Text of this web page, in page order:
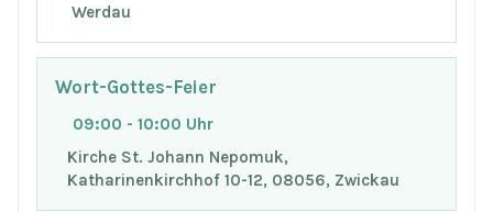
Werdau
Wort-Gottes-Feier
09:00 - 10:00 Uhr
Kirche St. Johann Nepomuk,
Katharinenkirchhof 10-12, 08056, Zwickau